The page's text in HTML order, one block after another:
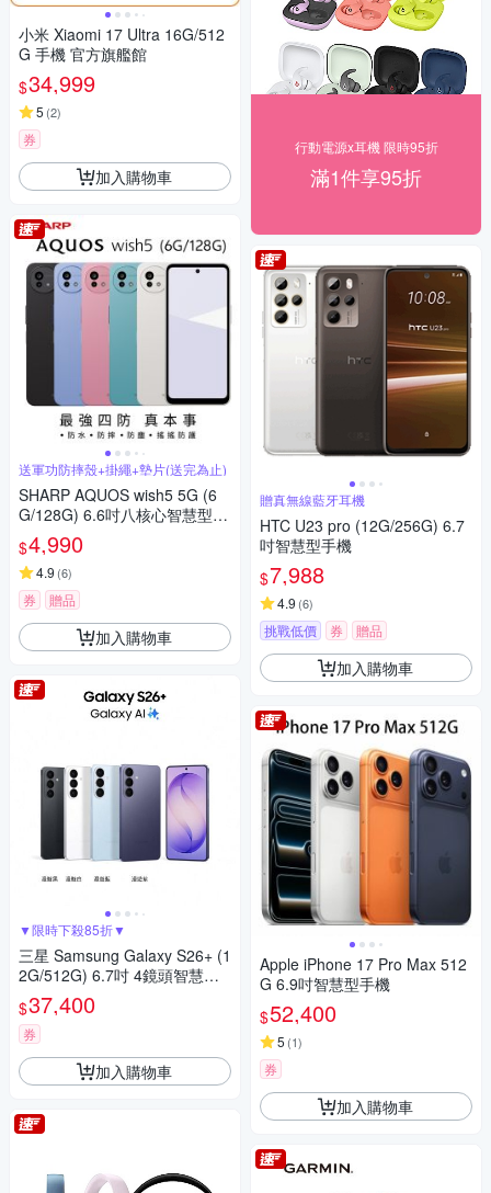
小米 Xiaomi 17 Ultra 16G/512
G 手機 官方旗艦館
$34,999
5 (2)
券
加入購物車
送軍功防摔殼+掛繩+墊片(送完為止)
SHARP AQUOS wish5 5G (6
G/128G) 6.6吋八核心智慧型手
$4,990
4.9 (6)
券 贈品
加入購物車
▼限時下殺85折▼
三星 Samsung Galaxy S26+ (1
2G/512G) 6.7吋 4鏡頭智慧手
機
$37,400
券
加入購物車
行動電源x耳機 限時95折
滿1件享95折
贈真無線藍牙耳機
HTC U23 pro (12G/256G) 6.7
吋智慧型手機
$7,988
4.9 (6)
挑戰低價 券 贈品
加入購物車
Apple iPhone 17 Pro Max 512
G 6.9吋智慧型手機
$52,400
5 (1)
券
加入購物車